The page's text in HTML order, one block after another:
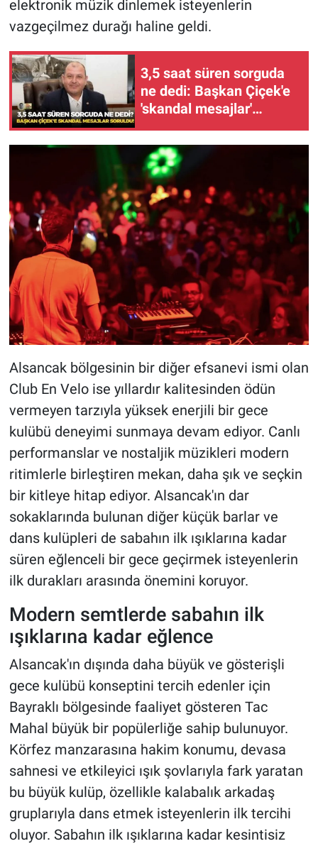
elektronik müzik dinlemek isteyenlerin
vazgeçilmez durağı haline geldi.
3,5 saat süren sorguda
ne dedi: Başkan Çiçek'e
'skandal mesajlar'
soruldu!
Alsancak bölgesinin bir diğer efsanevi ismi olan
Club En Velo ise yıllardır kalitesinden ödün
vermeyen tarzıyla yüksek enerjili bir gece
kulübü deneyimi sunmaya devam ediyor. Canlı
performanslar ve nostaljik müzikleri modern
ritimlerle birleştiren mekan, daha şık ve seçkin
bir kitleye hitap ediyor. Alsancak'ın dar
sokaklarında bulunan diğer küçük barlar ve
dans kulüpleri de sabahın ilk ışıklarına kadar
süren eğlenceli bir gece geçirmek isteyenlerin
ilk durakları arasında önemini koruyor.
Modern semtlerde sabahın ilk
ışıklarına kadar eğlence
Alsancak'ın dışında daha büyük ve gösterişli
gece kulübü konseptini tercih edenler için
Bayraklı bölgesinde faaliyet gösteren Tac
Mahal büyük bir popülerliğe sahip bulunuyor.
Körfez manzarasına hakim konumu, devasa
sahnesi ve etkileyici ışık şovlarıyla fark yaratan
bu büyük kulüp, özellikle kalabalık arkadaş
gruplarıyla dans etmek isteyenlerin ilk tercihi
oluyor. Sabahın ilk ışıklarına kadar kesintisiz